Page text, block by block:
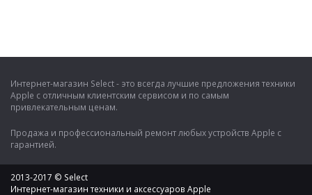
Интернет-магазин Select - это всегда лучшие предложения техники
Apple с отличным клиентским сервисом и по самым
привлекательным ценам.
Продажа и профессиональный ремонт любых устройств Apple с
гарантией.
2013-2017 © Select
Интернет-магазин техники и аксессуаров Apple